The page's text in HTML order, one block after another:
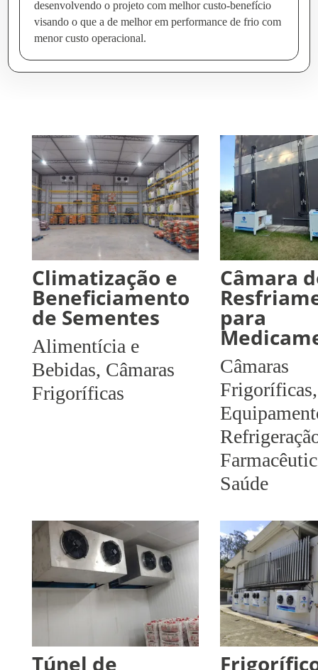
desenvolvendo o projeto com melhor custo-benefício
visando o que a de melhor em performance de frio com
menor custo operacional.
Climatização e
Beneficiamento
de Sementes
Alimentícia e
Bebidas, Câmaras
Frigoríficas
Câmara
para
Câmaras
Frigoríficas,
Saúde
Túnel de